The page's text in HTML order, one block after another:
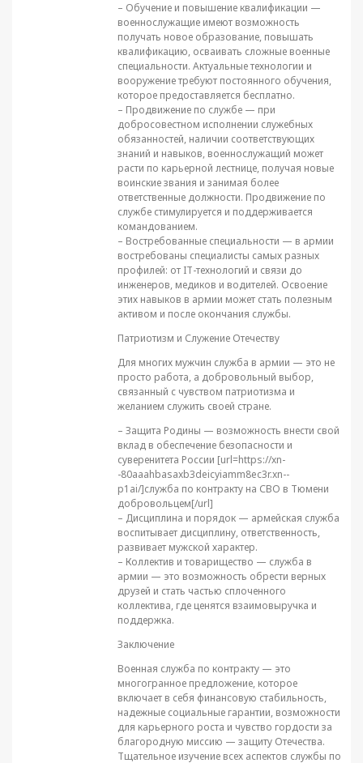
– Обучение и повышение квалификации —
военнослужащие имеют возможность
получать новое образование, повышать
квалификацию, осваивать сложные военные
специальности. Актуальные технологии и
вооружение требуют постоянного обучения,
которое предоставляется бесплатно.
– Продвижение по службе — при
добросовестном исполнении служебных
обязанностей, наличии соответствующих
знаний и навыков, военнослужащий может
расти по карьерной лестнице, получая новые
воинские звания и занимая более
ответственные должности. Продвижение по
службе стимулируется и поддерживается
командованием.
– Востребованные специальности — в армии
востребованы специалисты самых разных
профилей: от IT-технологий и связи до
инженеров, медиков и водителей. Освоение
этих навыков в армии может стать полезным
активом и после окончания службы.
Патриотизм и Служение Отечеству
Для многих мужчин служба в армии — это не
просто работа, а добровольный выбор,
связанный с чувством патриотизма и
желанием служить своей стране.
– Защита Родины — возможность внести свой
вклад в обеспечение безопасности и
суверенитета России [url=https://xn-
-80aaahbasaxb3deicyiamm8ec3r.xn--
p1ai/]служба по контракту на СВО в Тюмени
добровольцем[/url]
– Дисциплина и порядок — армейская служба
воспитывает дисциплину, ответственность,
развивает мужской характер.
– Коллектив и товарищество — служба в
армии — это возможность обрести верных
друзей и стать частью сплоченного
коллектива, где ценятся взаимовыручка и
поддержка.
Заключение
Военная служба по контракту — это
многогранное предложение, которое
включает в себя финансовую стабильность,
надежные социальные гарантии, возможности
для карьерного роста и чувство гордости за
благородную миссию — защиту Отечества.
Тщательное изучение всех аспектов службы по